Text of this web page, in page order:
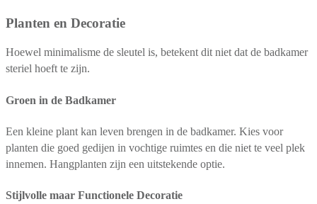
Planten en Decoratie
Hoewel minimalisme de sleutel is, betekent dit niet dat de badkamer
steriel hoeft te zijn.
Groen in de Badkamer
Een kleine plant kan leven brengen in de badkamer. Kies voor
planten die goed gedijen in vochtige ruimtes en die niet te veel plek
innemen. Hangplanten zijn een uitstekende optie.
Stijlvolle maar Functionele Decoratie